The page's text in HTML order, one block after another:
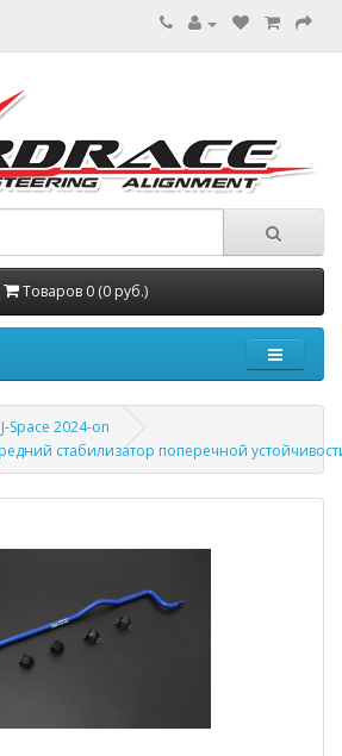
Товаров 0 (0 руб.)
J-Space 2024-on
стабилизатор поперечной